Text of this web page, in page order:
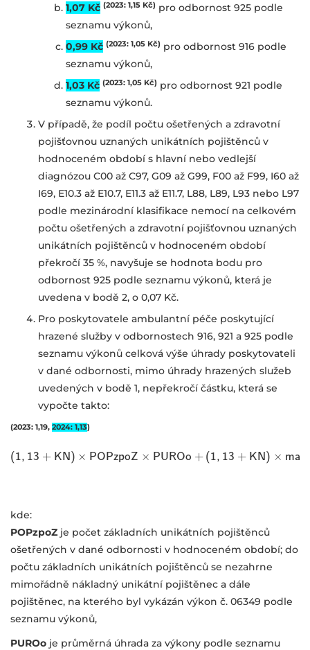
1,07 Kč (2023: 1,15 Kč) pro odbornost 925 podle
seznamu výkonů,
0,99 Kč (2023: 1,05 Kč) pro odbornost 916 podle
seznamu výkonů,
1,03 Kč (2023: 1,05 Kč) pro odbornost 921 podle
seznamu výkonů.
V případě, že podíl počtu ošetřených a zdravotní
pojišťovnou uznaných unikátních pojištěnců v
hodnoceném období s hlavní nebo vedlejší
diagnózou C00 až C97, G09 až G99, F00 až F99, I60 až
I69, E10.3 až E10.7, E11.3 až E11.7, L88, L89, L93 nebo L97
podle mezinárodní klasifikace nemocí na celkovém
počtu ošetřených a zdravotní pojišťovnou uznaných
unikátních pojištěnců v hodnoceném období
překročí 35 %, navyšuje se hodnota bodu pro
odbornost 925 podle seznamu výkonů, která je
uvedena v bodě 2, o 0,07 Kč.
Pro poskytovatele ambulantní péče poskytující
hrazené služby v odbornostech 916, 921 a 925 podle
seznamu výkonů celková výše úhrady poskytovateli
v dané odbornosti, mimo úhrady hrazených služeb
uvedených v bodě 1, nepřekročí částku, která se
vypočte takto:
(2023: 1,19, 2024: 1,13)
(1, 13 + K N ) × PO PzpoZ × PU ROo + (1, 13 + K N ) × ma
( 1,13+KN)×POPzpoZ×PUR Oo +(1 ,13+ KN)×m ax PUR
kde:
POPzpoZ je počet základních unikátních pojištěnců
ošetřených v dané odbornosti v hodnoceném období; do
počtu základních unikátních pojištěnců se nezahrne
mimořádně nákladný unikátní pojištěnec a dále
pojištěnec, na kterého byl vykázán výkon č. 06349 podle
seznamu výkonů,
PUROo je průměrná úhrada za výkony podle seznamu